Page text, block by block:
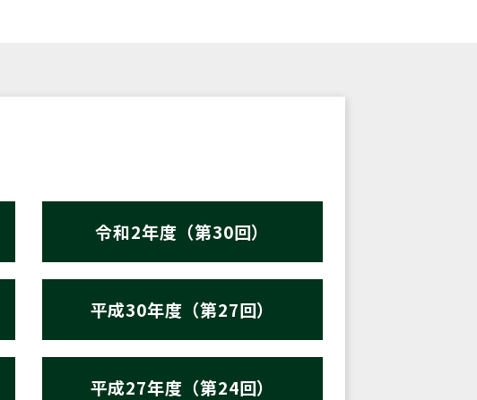
令和2年度（第30回）
平成30年度（第27回）
平成27年度（第24回）